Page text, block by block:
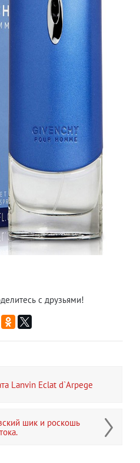
с друзьями!
Lanvin Eclat d`Arpege
шик и роскошь